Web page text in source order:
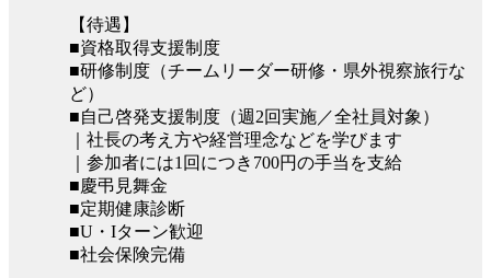
【待遇】
■資格取得支援制度
■研修制度（チームリーダー研修・県外視察旅行な
ど）
■自己啓発支援制度（週2回実施／全社員対象）
｜社長の考え方や経営理念などを学びます
｜参加者には1回につき700円の手当を支給
■慶弔見舞金
■定期健康診断
■U・Iターン歓迎
■社会保険完備